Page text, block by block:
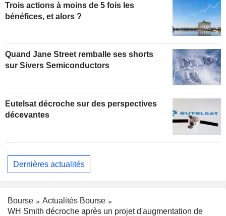
Trois actions à moins de 5 fois les
bénéfices, et alors ?
Quand Jane Street remballe ses shorts
sur Sivers Semiconductors
Eutelsat décroche sur des perspectives
décevantes
Dernières actualités
Bourse
Actualités Bourse
WH Smith décroche après un projet d'augmentation de